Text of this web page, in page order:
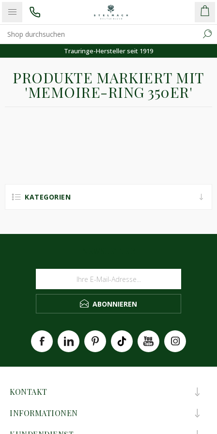
Trauringe-Hersteller seit 1919
PRODUKTE MARKIERT MIT
'MEMOIRE-RING 350ER'
KATEGORIEN
ABONNIEREN
KONTAKT
INFORMATIONEN